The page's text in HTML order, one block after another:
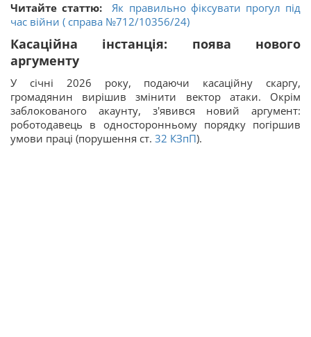
Читайте статтю:
Як правильно фіксувати прогул під
час війни ( справа №712/10356/24)
Касаційна інстанція: поява нового
аргументу
У січні 2026 року, подаючи касаційну скаргу,
громадянин вирішив змінити вектор атаки. Окрім
заблокованого акаунту, з'явився новий аргумент:
роботодавець в односторонньому порядку погіршив
умови праці (порушення ст. 32 КЗпП).